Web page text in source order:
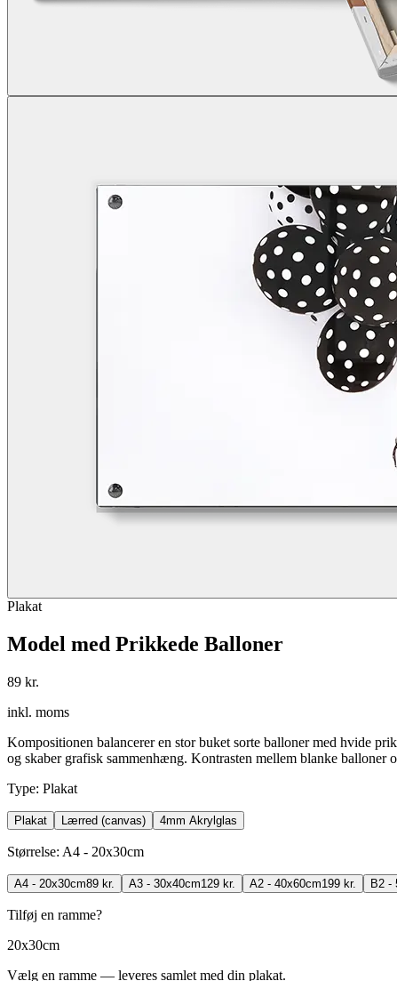
Plakat
Model med Prikkede Balloner
89 kr.
inkl. moms
Kompositionen balancerer en stor buket sorte balloner med hvide
og skaber grafisk sammenhæng. Kontrasten mellem blanke
Type: Plakat
Plakat Lærred (canvas) 4mm Akrylglas
Størrelse: A4 - 20x30cm
A4 - 20x30cm89 kr. A3 - 30x40cm129 kr. A2 - 40x60cm199 kr. B2 -
Tilføj en ramme?
20x30cm
Vælg en ramme — leveres samlet med din plakat.